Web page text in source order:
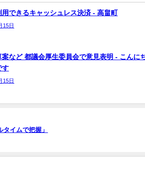
用できるキャッシュレス決済 - 高畠町
15日
案など 都議会厚生委員会で意見表明 - こんに
す
15日
イムで把握」